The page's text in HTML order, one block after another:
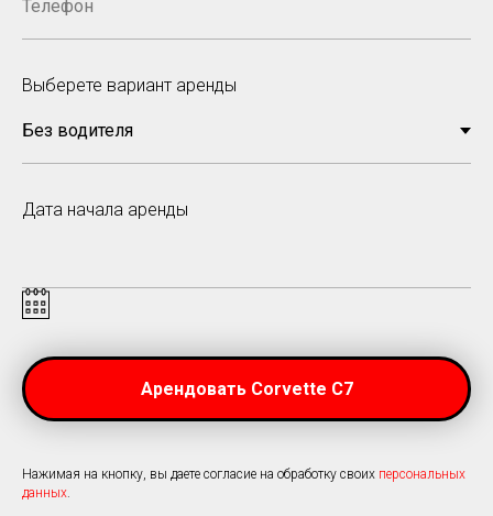
Выберете вариант аренды
Дата начала аренды
Арендовать Corvette C7
Нажимая на кнопку, вы даете согласие на обработку своих персональных
данных.